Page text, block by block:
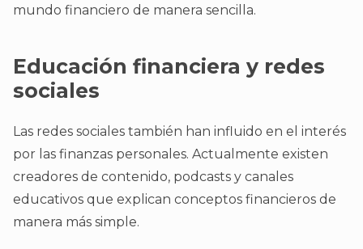
mundo financiero de manera sencilla.
Educación financiera y redes
sociales
Las redes sociales también han influido en el interés
por las finanzas personales. Actualmente existen
creadores de contenido, podcasts y canales
educativos que explican conceptos financieros de
manera más simple.